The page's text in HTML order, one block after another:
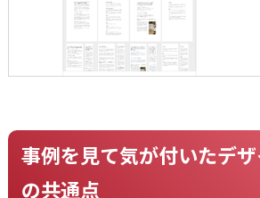
事例を見て気が付いたデ
の共通点